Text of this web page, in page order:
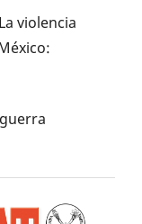
violencia